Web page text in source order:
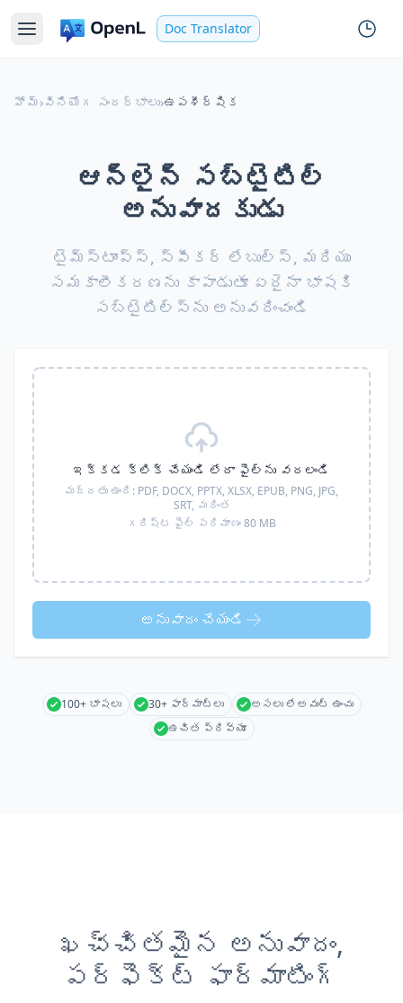
Doc Translator
హోమ్›వినియోగ సందర్భాలు›ఉపశీర్షిక
ఆన్‌లైన్ సబ్‌టైటిల్
అనువాదకుడు
టైమ్‌స్టాంప్స్, స్పీకర్ లేబుల్స్, మరియు
సమకాలీకరణను కాపాడుతూ ఏదైనా భాషకి
సబ్‌టైటిల్స్‌ను అనువదించండి
ఇక్కడ క్లిక్ చేయండి లేదా ఫైల్‌ను వదలండి
మద్దతు ఉంది: PDF, DOCX, PPTX, XLSX, EPUB, PNG, JPG,
SRT, మరింత
గరిష్ట ఫైల్ పరిమాణం 80 MB
అనువాదం చేయండి
100+ భాషలు 30+ ఫార్మాట్లు
అసలు లేఅవుట్ ఉంచు
ఉచిత ప్రివ్యూ
ఖచ్చితమైన అనువాదం,
పర్ఫెక్ట్ ఫార్మాటింగ్